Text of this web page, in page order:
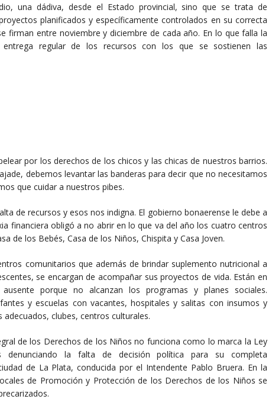
una dádiva, desde el Estado provincial, sino que se trata de
planificados y específicamente controlados en su correcta
firman entre noviembre y diciembre de cada año. En lo que falla la
regular de los recursos con los que se sostienen las
por los derechos de los chicos y las chicas de nuestros barrios.
debemos levantar las banderas para decir que no necesitamos
que cuidar a nuestros pibes.
de recursos y esos nos indigna. El gobierno bonaerense le debe a
financiera obligó a no abrir en lo que va del año los cuatro centros
de los Bebés, Casa de los Niños, Chispita y Casa Joven.
comunitarios que además de brindar suplemento nutricional a
se encargan de acompañar sus proyectos de vida. Están en
porque no alcanzan los programas y planes sociales.
y escuelas con vacantes, hospitales y salitas con insumos y
clubes, centros culturales.
de los Derechos de los Niños no funciona como lo marca la Ley
denunciando la falta de decisión política para su completa
de La Plata, conducida por el Intendente Pablo Bruera. En la
de Promoción y Protección de los Derechos de los Niños se